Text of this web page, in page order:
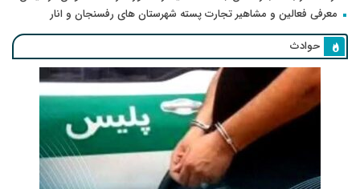
معرفی فعالین و مشاهیر تجارت پسته شهرستان های رفسنجان و انار
حوادث